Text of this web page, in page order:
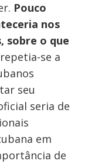
Pouco
nos
sobre o que
se a
seu
seria de
em
de